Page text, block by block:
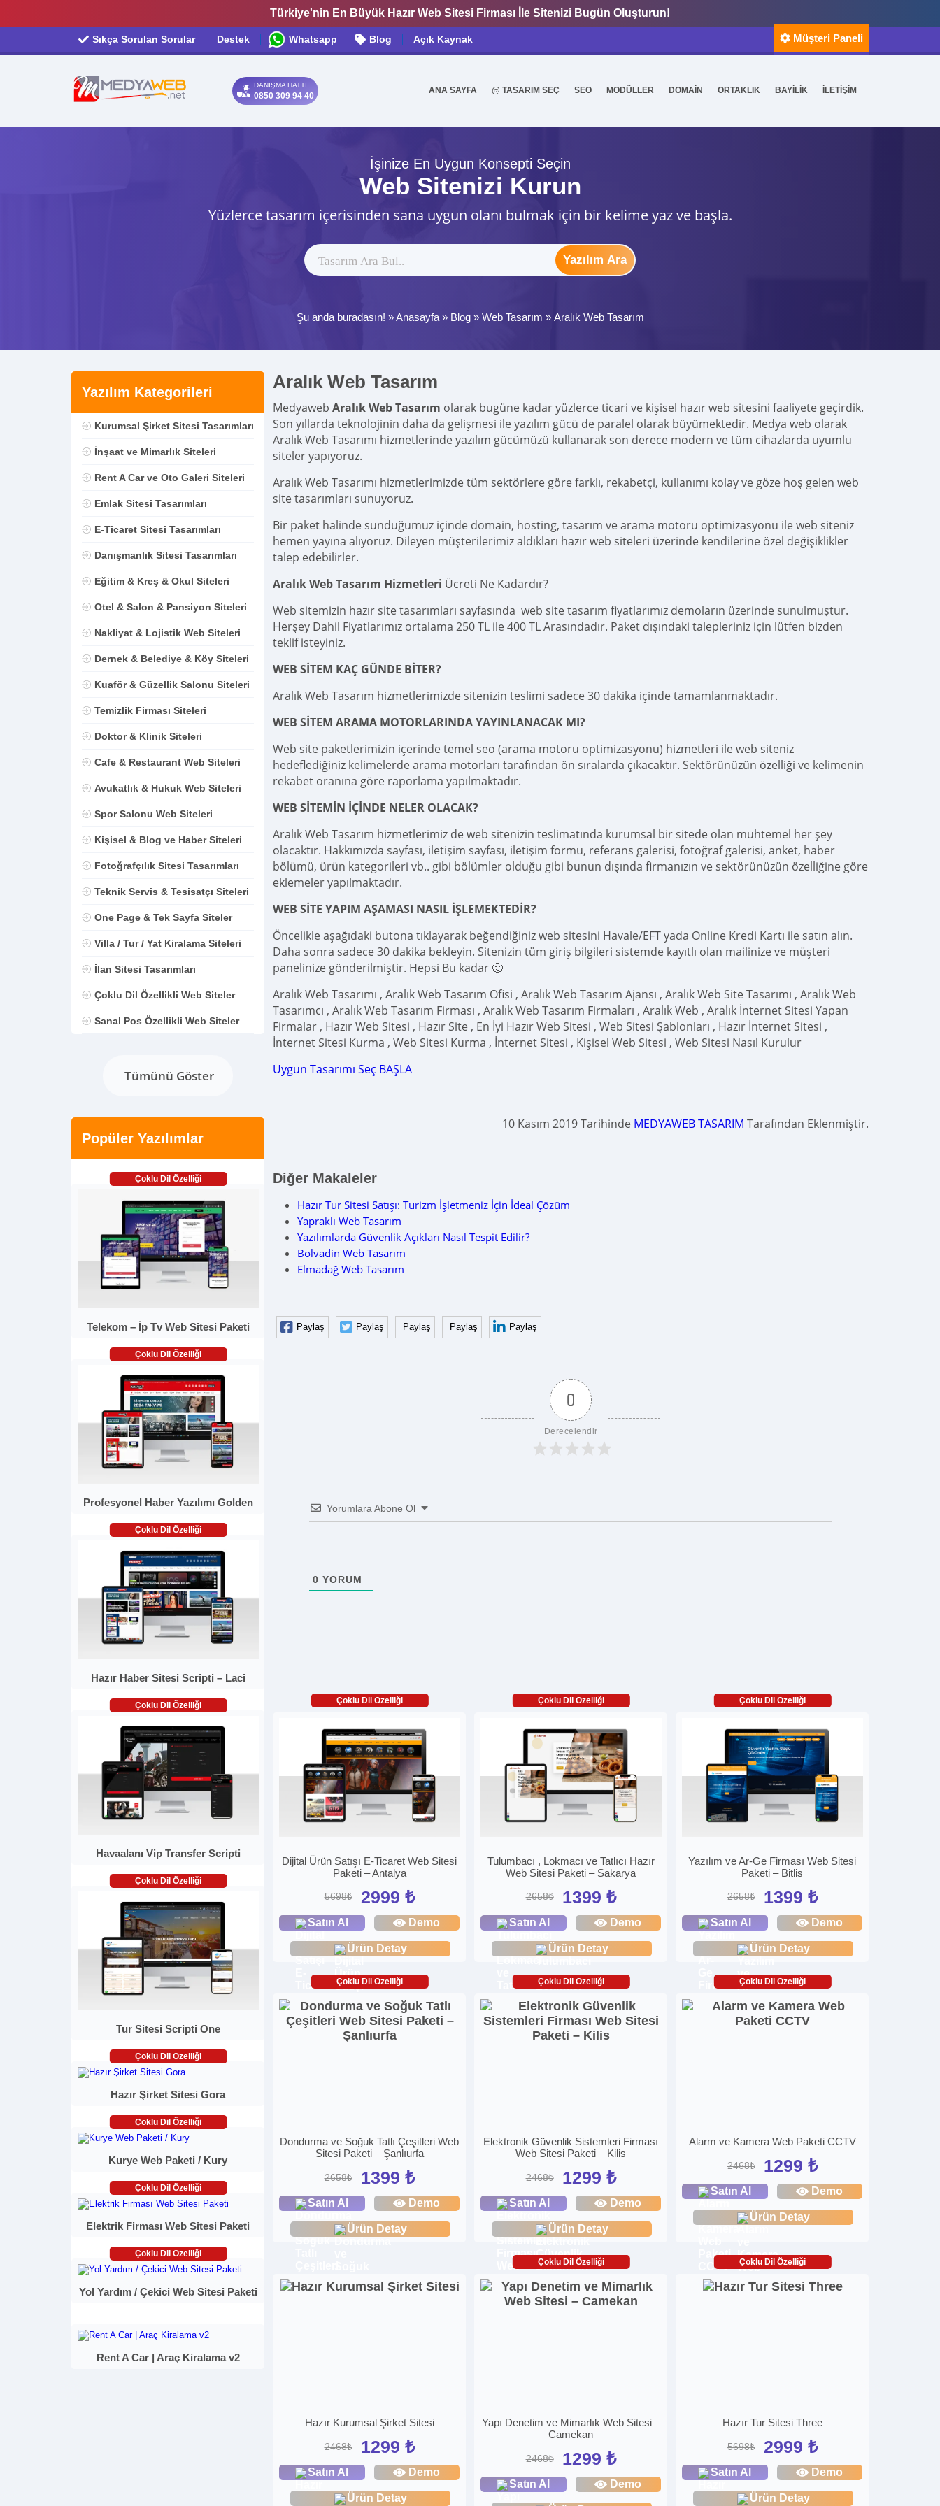
Türkiye'nin En Büyük Hazır Web Sitesi Firması İle Sitenizi Bugün Oluşturun!
Sıkça Sorulan Sorular Destek Whatsapp Blog Açık Kaynak Müşteri Paneli
DANIŞMA HATTI
0850 309 94 40
ANA SAYFA @ TASARIM SEÇ SEO MODÜLLER DOMAİN ORTAKLIK BAYİLİK İLETİŞİM
İşinize En Uygun Konsepti Seçin
Web Sitenizi Kurun
Yüzlerce tasarım içerisinden sana uygun olanı bulmak için bir kelime yaz ve başla.
Yazılım Ara
Şu anda buradasın! »Anasayfa» Blog» Web Tasarım » Aralık Web Tasarım
Yazılım Kategorileri
Kurumsal Şirket Sitesi Tasarımları
İnşaat ve Mimarlık Siteleri
Rent A Car ve Oto Galeri Siteleri
Emlak Sitesi Tasarımları
E-Ticaret Sitesi Tasarımları
Danışmanlık Sitesi Tasarımları
Eğitim & Kreş & Okul Siteleri
Otel & Salon & Pansiyon Siteleri
Nakliyat & Lojistik Web Siteleri
Dernek & Belediye & Köy Siteleri
Kuaför & Güzellik Salonu Siteleri
Temizlik Firması Siteleri
Doktor & Klinik Siteleri
Cafe & Restaurant Web Siteleri
Avukatlık & Hukuk Web Siteleri
Spor Salonu Web Siteleri
Kişisel & Blog ve Haber Siteleri
Fotoğrafçılık Sitesi Tasarımları
Teknik Servis & Tesisatçı Siteleri
One Page & Tek Sayfa Siteler
Villa / Tur / Yat Kiralama Siteleri
İlan Sitesi Tasarımları
Çoklu Dil Özellikli Web Siteler
Sanal Pos Özellikli Web Siteler
Tümünü Göster
Popüler Yazılımlar
Çoklu Dil Özelliği
Telekom – İp Tv Web Sitesi Paketi
Çoklu Dil Özelliği
Profesyonel Haber Yazılımı Golden
Çoklu Dil Özelliği
Hazır Haber Sitesi Scripti – Laci
Çoklu Dil Özelliği
Havaalanı Vip Transfer Scripti
Çoklu Dil Özelliği
Tur Sitesi Scripti One
Çoklu Dil Özelliği
Hazır Şirket Sitesi Gora
Çoklu Dil Özelliği
Kurye Web Paketi / Kury
Çoklu Dil Özelliği
Elektrik Firması Web Sitesi Paketi
Çoklu Dil Özelliği
Yol Yardım / Çekici Web Sitesi Paketi
Rent A Car | Araç Kiralama v2
Aralık Web Tasarım
Medyaweb Aralık Web Tasarım olarak bugüne kadar yüzlerce ticari ve kişisel hazır web sitesini faaliyete geçirdik.
Son yıllarda teknolojinin daha da gelişmesi ile yazılım gücü de paralel olarak büyümektedir. Medya web olarak
Aralık Web Tasarımı hizmetlerinde yazılım gücümüzü kullanarak son derece modern ve tüm cihazlarda uyumlu
siteler yapıyoruz.
Aralık Web Tasarımı hizmetlerimizde tüm sektörlere göre farklı, rekabetçi, kullanımı kolay ve göze hoş gelen web
site tasarımları sunuyoruz.
Bir paket halinde sunduğumuz içinde domain, hosting, tasarım ve arama motoru optimizasyonu ile web siteniz
hemen yayına alıyoruz. Dileyen müşterilerimiz aldıkları hazır web siteleri üzerinde kendilerine özel değişiklikler
talep edebilirler.
Aralık Web Tasarım Hizmetleri Ücreti Ne Kadardır?
Web sitemizin hazır site tasarımları sayfasında web site tasarım fiyatlarımız demoların üzerinde sunulmuştur.
Herşey Dahil Fiyatlarımız ortalama 250 TL ile 400 TL Arasındadır. Paket dışındaki talepleriniz için lütfen bizden
teklif isteyiniz.
WEB SİTEM KAÇ GÜNDE BİTER?
Aralık Web Tasarım hizmetlerimizde sitenizin teslimi sadece 30 dakika içinde tamamlanmaktadır.
WEB SİTEM ARAMA MOTORLARINDA YAYINLANACAK MI?
Web site paketlerimizin içerinde temel seo (arama motoru optimizasyonu) hizmetleri ile web siteniz
hedeflediğiniz kelimelerde arama motorları tarafından ön sıralarda çıkacaktır. Sektörünüzün özelliği ve kelimenin
rekabet oranına göre raporlama yapılmaktadır.
WEB SİTEMİN İÇİNDE NELER OLACAK?
Aralık Web Tasarım hizmetlerimiz de web sitenizin teslimatında kurumsal bir sitede olan muhtemel her şey
olacaktır. Hakkımızda sayfası, iletişim sayfası, iletişim formu, referans galerisi, fotoğraf galerisi, anket, haber
bölümü, ürün kategorileri vb.. gibi bölümler olduğu gibi bunun dışında firmanızın ve sektörünüzün özelliğine göre
eklemeler yapılmaktadır.
WEB SİTE YAPIM AŞAMASI NASIL İŞLEMEKTEDİR?
Öncelikle aşağıdaki butona tıklayarak beğendiğiniz web sitesini Havale/EFT yada Online Kredi Kartı ile satın alın.
Daha sonra sadece 30 dakika bekleyin. Sitenizin tüm giriş bilgileri sistemde kayıtlı olan mailinize ve müşteri
panelinize gönderilmiştir. Hepsi Bu kadar 🙂
Aralık Web Tasarımı , Aralık Web Tasarım Ofisi , Aralık Web Tasarım Ajansı , Aralık Web Site Tasarımı , Aralık Web
Tasarımcı , Aralık Web Tasarım Firması , Aralık Web Tasarım Firmaları , Aralık Web , Aralık İnternet Sitesi Yapan
Firmalar , Hazır Web Sitesi , Hazır Site , En İyi Hazır Web Sitesi , Web Sitesi Şablonları , Hazır İnternet Sitesi ,
İnternet Sitesi Kurma , Web Sitesi Kurma , İnternet Sitesi , Kişisel Web Sitesi , Web Sitesi Nasıl Kurulur
Uygun Tasarımı Seç BAŞLA
10 Kasım 2019 Tarihinde MEDYAWEB TASARIM Tarafından Eklenmiştir.
Diğer Makaleler
Hazır Tur Sitesi Satışı: Turizm İşletmeniz İçin İdeal Çözüm
Yapraklı Web Tasarım
Yazılımlarda Güvenlik Açıkları Nasıl Tespit Edilir?
Bolvadin Web Tasarım
Elmadağ Web Tasarım
Paylaş Paylaş Paylaş Paylaş Paylaş
0
Derecelendir
Yorumlara Abone Ol
0 YORUM
Çoklu Dil Özelliği
Dijital Ürün Satışı E-Ticaret Web Sitesi
Paketi – Antalya
5698₺ 2999 ₺
Satın Al Demo
Ürün Detay
Çoklu Dil Özelliği
Tulumbacı , Lokmacı ve Tatlıcı Hazır
Web Sitesi Paketi – Sakarya
2658₺ 1399 ₺
Satın Al Demo
Ürün Detay
Çoklu Dil Özelliği
Yazılım ve Ar-Ge Firması Web Sitesi
Paketi – Bitlis
2658₺ 1399 ₺
Satın Al Demo
Ürün Detay
Çoklu Dil Özelliği
Dondurma ve Soğuk Tatlı Çeşitleri Web
Sitesi Paketi – Şanlıurfa
2658₺ 1399 ₺
Satın Al Demo
Ürün Detay
Çoklu Dil Özelliği
Elektronik Güvenlik Sistemleri Firması
Web Sitesi Paketi – Kilis
2468₺ 1299 ₺
Satın Al Demo
Ürün Detay
Çoklu Dil Özelliği
Alarm ve Kamera Web Paketi CCTV
2468₺ 1299 ₺
Satın Al Demo
Ürün Detay
Hazır Kurumsal Şirket Sitesi
2468₺ 1299 ₺
Satın Al Demo
Ürün Detay
Çoklu Dil Özelliği
Yapı Denetim ve Mimarlık Web Sitesi –
Camekan
2468₺ 1299 ₺
Satın Al Demo
Çoklu Dil Özelliği
Hazır Tur Sitesi Three
5698₺ 2999 ₺
Satın Al Demo
Ürün Detay